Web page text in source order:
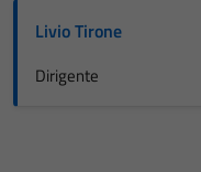
Livio Tirone
Dirigente